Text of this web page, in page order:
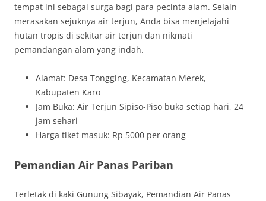
tempat ini sebagai surga bagi para pecinta alam. Selain
merasakan sejuknya air terjun, Anda bisa menjelajahi
hutan tropis di sekitar air terjun dan nikmati
pemandangan alam yang indah.
Alamat: Desa Tongging, Kecamatan Merek,
Kabupaten Karo
Jam Buka: Air Terjun Sipiso-Piso buka setiap hari, 24
jam sehari
Harga tiket masuk: Rp 5000 per orang
Pemandian Air Panas Pariban
Terletak di kaki Gunung Sibayak, Pemandian Air Panas